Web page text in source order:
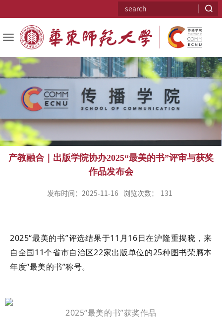
产教融合｜出版学院协办2025“最美的书”评审与获奖
作品发布会
发布时间：2025-11-16 浏览次数： 131
2025“最美的书”评选结果于11月1 6日在沪隆重揭晓，来
自全国11个省市自治区22家出版单位的25种图书荣膺本
年度“最美的书”称号。
2025“最美的书”获奖作品